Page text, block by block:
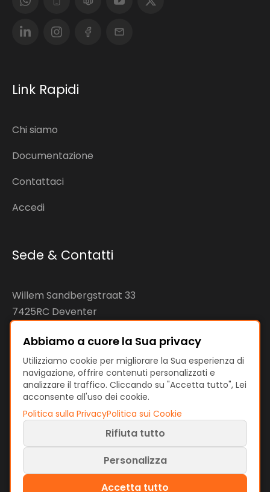
Link Rapidi
Chi siamo
Documentazione
Contattaci
Accedi
Sede & Contatti
Willem Sandbergstraat 33
7425RC Deventer
KvK: 92890598
VAT: NL866207144B01
Termini e Politiche
Condizioni d'Uso
Politica sulla Privacy
Politica sui Cookie
Preferenze Cookie
Abbiamo a cuore la Sua privacy
Utilizziamo cookie per migliorare la Sua esperienza di
navigazione, offrire contenuti personalizzati e
analizzare il traffico. Cliccando su "Accetta tutto", Lei
acconsente all'uso dei cookie.
Politica sulla PrivacyPolitica sui Cookie
Rifiuta tutto
Personalizza
Accetta tutto